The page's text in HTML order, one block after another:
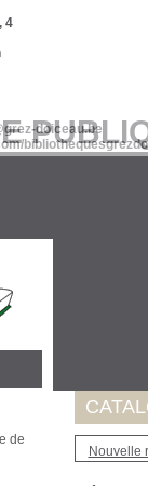
Nouvelle
4
doiceau.be
de